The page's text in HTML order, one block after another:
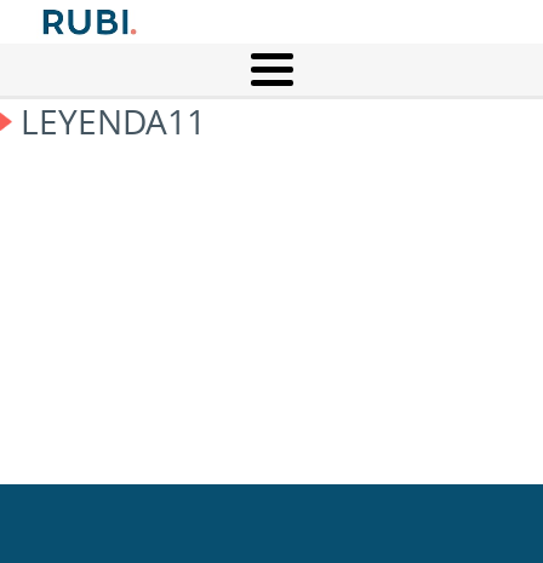
LEYENDA11